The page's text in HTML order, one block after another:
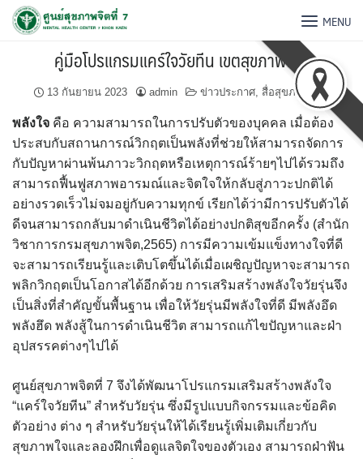
MENU
คู่มือโปรแกรมแคร์ใจวัยทีน เขตสุขภาพที่ 7
13 กันยายน 2023 admin ข่าวประกาศ, สื่อสุขภาพจิต
พลังใจ คือ ความสามารถในการปรับตัวของบุคคล เมื่อต้อง
ประสบกับสถานการณ์วิกฤตเป็นพลังที่ช่วยให้สามารถจัดการ
กับปัญหาผ่านพ้นภาวะวิกฤตหรือเหตุการณ์ร้ายๆไปได้รวมถึง
สามารถฟื้นฟูสภาพอารมณ์และจิตใจให้กลับสู่ภาวะปกติได้
อย่างรวดเร็วไม่จมอยู่กับความทุกข์ เรียกได้ว่ามีการปรับตัวได้
ดีจนสามารถกลับมาดำเนินชีวิตได้อย่างปกติสุขอีกครั้ง (สำนัก
วิชาการกรมสุขภาพจิต,2565) การมีความเข้มแข็งทางใจที่ดี
จะสามารถเรียนรู้และเติบโตขึ้นได้เมื่อเผชิญปัญหาจะสามารถ
พลิกวิกฤตเป็นโอกาสได้อีกด้วย การเสริมสร้างพลังใจวัยรุ่นจึง
เป็นสิ่งที่สำคัญขั้นพื้นฐาน เพื่อให้วัยรุ่นมีพลังใจที่ดี มีพลังอึด
พลังฮึด พลังสู้ในการดำเนินชีวิต สามารถแก้ไขปัญหาและฝ่า
อุปสรรคต่างๆไปได้
ศูนย์สุขภาพจิตที่ 7 จึงได้พัฒนาโปรแกรมเสริมสร้างพลังใจ
“แคร์ใจวัยทีน” สำหรับวัยรุ่น ซึ่งมีรูปแบบกิจกรรมและข้อคิด
ตัวอย่าง ต่าง ๆ สำหรับวัยรุ่นให้ได้เรียนรู้เพิ่มเติมเกี่ยวกับ
สุขภาพใจและลองฝึกเพื่อดูแลจิตใจของตัวเอง สามารถฝ่าฟัน